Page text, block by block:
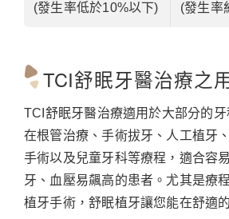
(發生率低於10%以下)
(發生率
TCI舒眠牙醫治療之
TCI舒眠牙醫治療適用於大部分的牙
在根管治療、手術拔牙、人工植牙
手術以及兒童牙科等療程，適合容
牙、血壓易飆高的患者。尤其是療
植牙手術，舒眠植牙讓您能在舒適